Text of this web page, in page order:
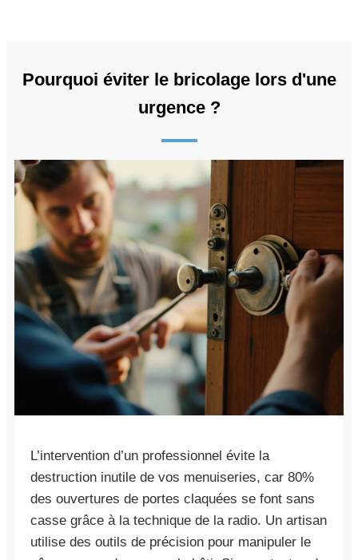
Pourquoi éviter le bricolage lors d'une
urgence ?
L’intervention d’un professionnel évite la
destruction inutile de vos menuiseries, car 80%
des ouvertures de portes claquées se font sans
casse grâce à la technique de la radio. Un artisan
utilise des outils de précision pour manipuler le